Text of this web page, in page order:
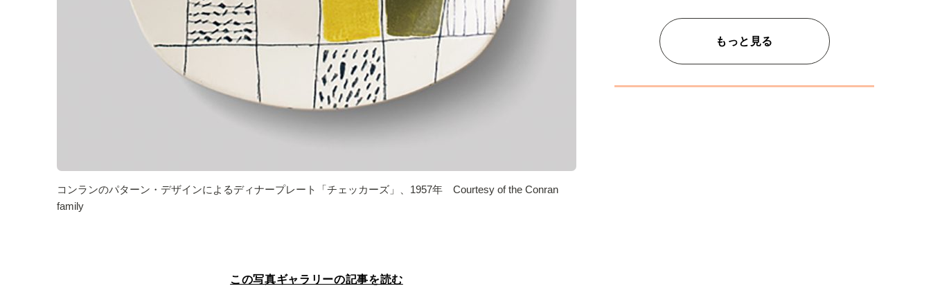
コンランのパターン・デザインによるディナープレート「チェッカーズ」、1957年 Courtesy of the Conran
family
この写真ギャラリーの記事を読む
もっと見る